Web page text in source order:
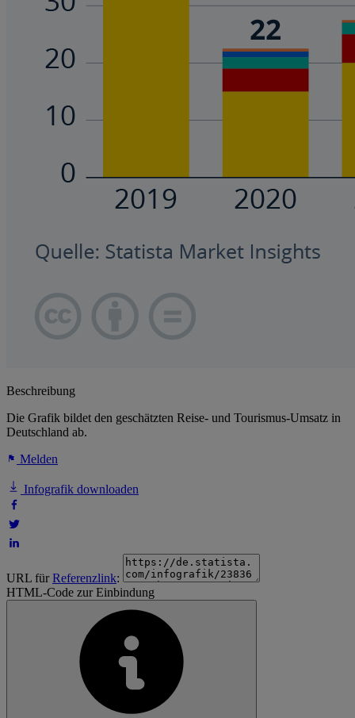
Beschreibung
Die Grafik bildet den geschätzten Reise- und Tourismus-Umsatz in
Deutschland ab.
Melden
Infografik downloaden
URL fürReferenzlink:
HTML-Code zur Einbindung